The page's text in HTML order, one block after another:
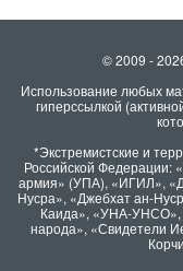
© 2009 -
Использование любых
гиперссылкой
*Экстремистские и
Российской Федерации:
армия» (УПА), «ИГИЛ»,
Нусра», «Джебхат ан-
Каида», «УНА-УНСО»,
народа», «Свидетели